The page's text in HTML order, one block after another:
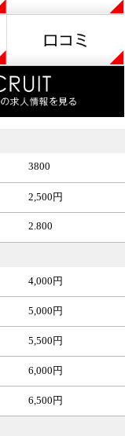
3800
2,500円
2.800
4,000円
5,000円
5,500円
6,000円
6,500円